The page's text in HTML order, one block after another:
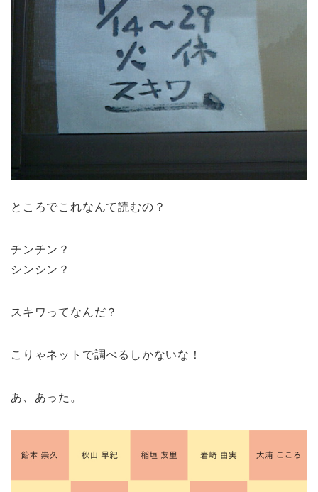
ところでこれなんて読むの？
チンチン？
シンシン？
スキワってなんだ？
こりゃネットで調べるしかないな！
あ、あった。